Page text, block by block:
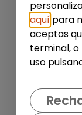
aquí para
aceptas
terminal,
uso